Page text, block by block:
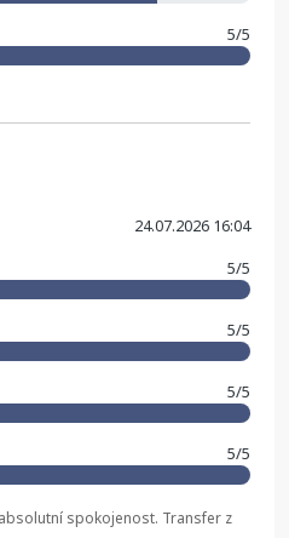
5/5
24.07.2026 16:04
5/5
5/5
5/5
5/5
spokojenost. Transfer z